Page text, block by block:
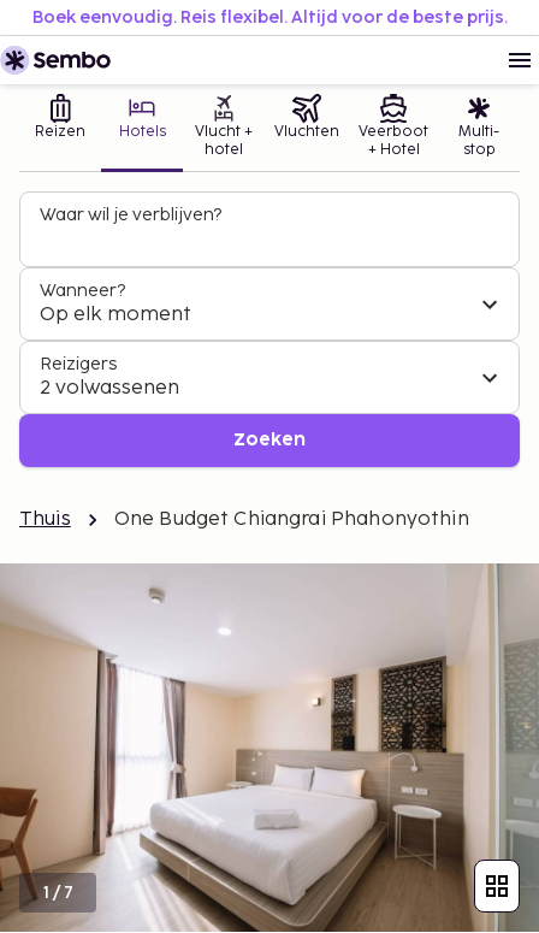
Boek eenvoudig. Reis flexibel. Altijd voor de beste prijs.
Reizen Hotels
Vlucht +
hotel
Vluchten
Veerboot
+ Hotel
Multi-
stop
Waar wil je verblijven?
Wanneer?
Op elk moment
Reizigers
2 volwassenen
Zoeken
Thuis One Budget Chiangrai Phahonyothin
1 /7